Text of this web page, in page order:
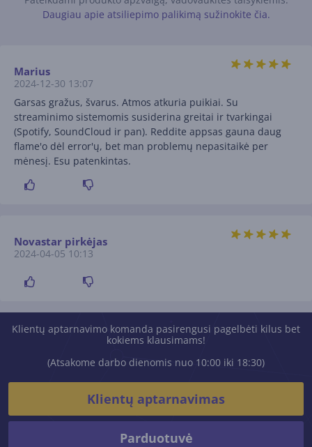
Daugiau apie atsiliepimo palikimą sužinokite čia.
Marius
2024-12-30 13:07
Garsas gražus, švarus. Atmos atkuria puikiai. Su
streaminimo sistemomis susiderina greitai ir tvarkingai
(Spotify, SoundCloud ir pan). Reddite appsas gauna daug
flame'o dėl error'ų, bet man problemų nepasitaikė per
mėnesį. Esu patenkintas.
Novastar pirkėjas
2024-04-05 10:13
Klientų aptarnavimo komanda pasirengusi pagelbėti kilus bet
kokiems klausimams!
(Atsakome darbo dienomis nuo 10:00 iki 18:30)
Klientų aptarnavimas
Parduotuvė